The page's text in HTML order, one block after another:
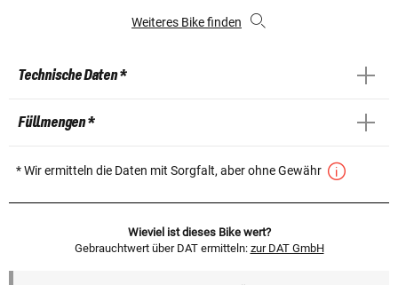
Weiteres Bike finden
Technische Daten *
Füllmengen *
* Wir ermitteln die Daten mit Sorgfalt, aber ohne Gewähr
Wieviel ist dieses Bike wert?
Gebrauchtwert über DAT ermitteln: zur DAT GmbH